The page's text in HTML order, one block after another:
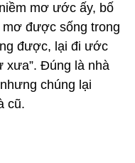
mơ ước ấy, bố
được sống trong
được, lại đi ước
xưa”. Đúng là nhà
chúng lại
cũ.